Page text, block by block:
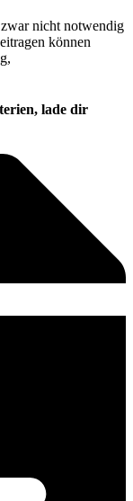
nicht notwendig
können
lade dir